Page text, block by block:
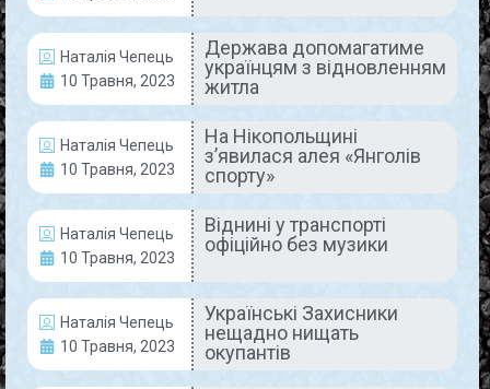
Наталія Чепець
10 Травня, 2023
Держава допомагатиме
українцям з відновленням
житла
Наталія Чепець
10 Травня, 2023
На Нікопольщині
з’явилася алея «Янголів
спорту»
Наталія Чепець
10 Травня, 2023
Віднині у транспорті
офіційно без музики
Наталія Чепець
10 Травня, 2023
Українські Захисники
нещадно нищать
окупантів
Як вберегтись від інтернет-
шахраїв
У сучасному світі ми дуже часто замовляємо
товари через Інтернет. Буває, що не задумуючись
скидаєм передоплату, або заходимо за
посиланнями на неперевірених ресурсах і
вводимо